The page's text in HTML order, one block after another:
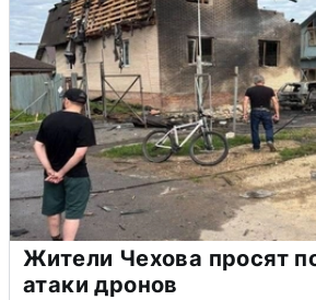
Жители Чехова просят
атаки дронов